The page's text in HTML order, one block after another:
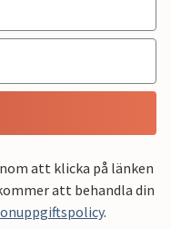
att klicka på länken
att behandla din
.